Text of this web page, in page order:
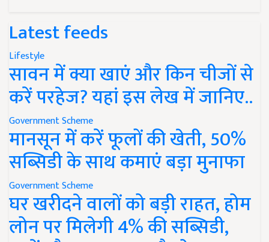
Latest feeds
Lifestyle
सावन में क्या खाएं और किन चीजों से
करें परहेज? यहां इस लेख में जानिए..
Government Scheme
मानसून में करें फूलों की खेती, 50%
सब्सिडी के साथ कमाएं बड़ा मुनाफा
Government Scheme
घर खरीदने वालों को बड़ी राहत, होम
लोन पर मिलेगी 4% की सब्सिडी,